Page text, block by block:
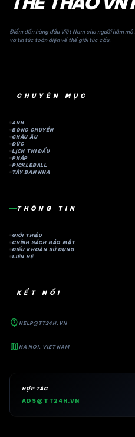
Điểm đến hàng đầu Việt Nam cho người hâm
và tin tức toàn diện về thế giới túc cầu.
CHUYÊN MỤC
ANH
BÓNG CHUYỀN
CHÂU ÂU
ĐỨC
LỊCH THI ĐẤU
PHÁP
PICKLEBALL
TÂY BAN NHA
THÔNG TIN
GIỚI THIỆU
CHÍNH SÁCH BẢO MẬT
ĐIỀU KHOẢN SỬ DỤNG
LIÊN HỆ
KẾT NỐI
contact_support HELP@TT24H.VN
map HA NOI, VIET NAM
HỢP TÁC
ADS@TT24H.VN